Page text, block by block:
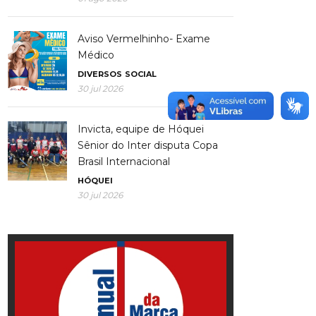
Aviso Vermelhinho- Exame
Médico
DIVERSOS SOCIAL
30 jul 2026
Invicta, equipe de Hóquei
Sênior do Inter disputa Copa
Brasil Internacional
HÓQUEI
30 jul 2026